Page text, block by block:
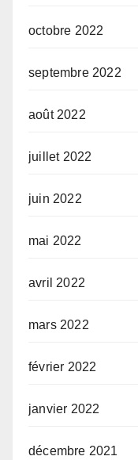
octobre 2022
septembre 2022
août 2022
juillet 2022
juin 2022
mai 2022
avril 2022
mars 2022
février 2022
janvier 2022
décembre 2021